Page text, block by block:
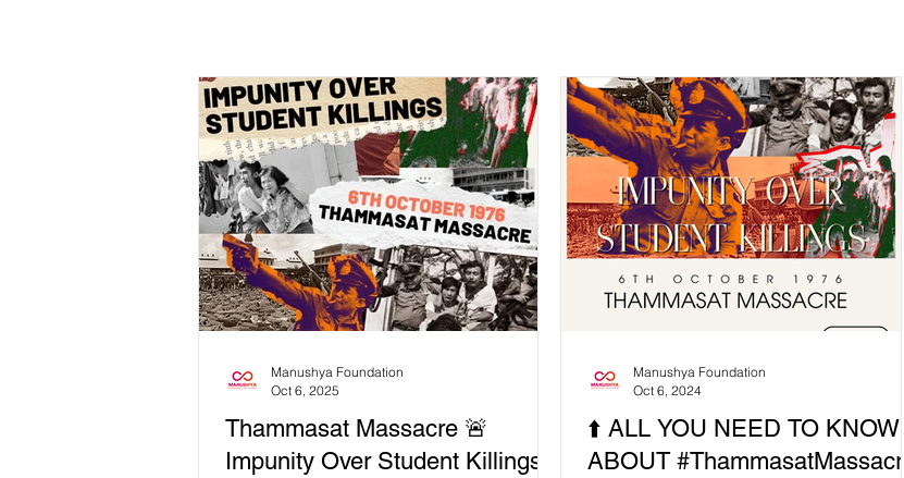
Thammasat Massacre 🚨
Impunity Over Student Killings:
Manushya Foundation
Oct 6, 2025
⬆️ ALL YOU NEED TO KNOW
ABOUT #ThammasatMassacre
Manushya Foundation
Oct 6, 2024